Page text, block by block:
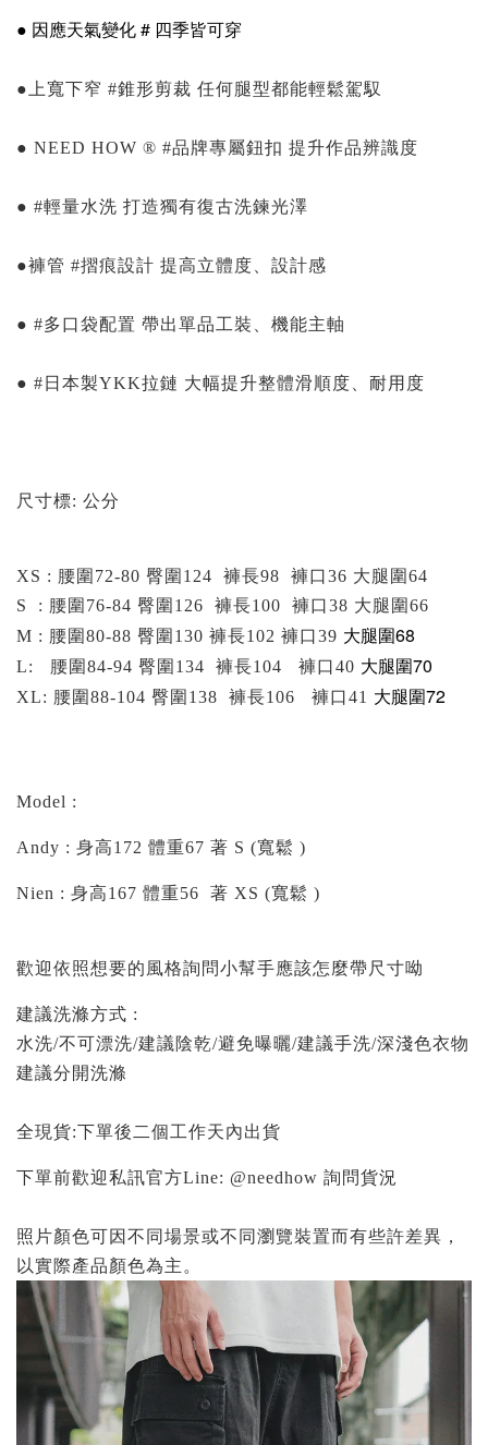
● 因應天氣變化 # 四季皆可穿
●上寬下窄 #錐形剪裁 任何腿型都能輕鬆駕馭
● NEED HOW ® #品牌專屬鈕扣 提升作品辨識度
● #輕量水洗 打造獨有復古洗鍊光澤
●褲管 #摺痕設計 提高立體度、設計感
● #多口袋配置 帶出單品工裝、機能主軸
● #日本製YKK拉鏈 大幅提升整體滑順度、耐用度
尺寸標: 公分
XS : 腰圍72-80 臀圍124 褲長98 褲口36 大腿圍64
S : 腰圍76-84 臀圍126 褲長100 褲口38 大腿圍66
M : 腰圍80-88 臀圍130 褲長102 褲口39 大腿圍68
L: 腰圍84-94 臀圍134 褲長104 褲口40 大腿圍70
XL: 腰圍88-104 臀圍138 褲長106 褲口41 大腿圍72
Model :
Andy : 身高172 體重67 著 S (寬鬆 )
Nien : 身高167 體重56 著 XS (寬鬆 )
歡迎依照想要的風格詢問小幫手應該怎麼帶尺寸呦
建議洗滌方式 :
水洗/不可漂洗/建議陰乾/避免曝曬/建議手洗/深淺色衣物
建議分開洗滌
全現貨:下單後二個工作天內出貨
下單前歡迎私訊官方Line: @needhow 詢問貨況
照片顏色可因不同場景或不同瀏覽裝置而有些許差異，
以實際產品顏色為主。